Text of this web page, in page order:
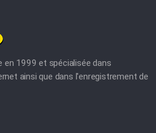
en 1999 et spécialisée dans
ainsi que dans l'enregistrement de